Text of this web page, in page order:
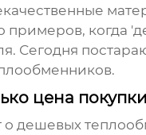
когда
Сегодня
.
цена покупки
о дешевых